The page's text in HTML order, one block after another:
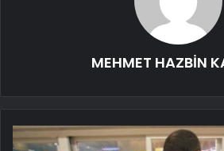
MEHMET HAZBİN